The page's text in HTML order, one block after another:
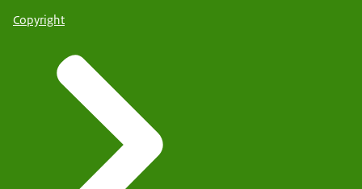
Copyright